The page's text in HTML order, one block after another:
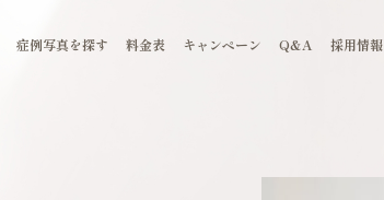
症例写真を探す 料金表 キャンペーン Q&A 採用情報